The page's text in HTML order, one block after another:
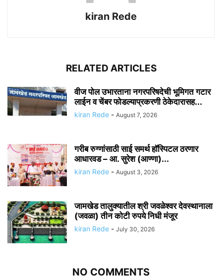
kiran Rede
RELATED ARTICLES
वीज पोल उभारताना नगरपरिषदेची भूमिगत गटार
लाईन व चेंबर फोडल्याप्रकरणी ठेकेदारासह...
kiran Rede - August 7, 2026
गरीब रुग्णांसाठी साई समर्थ हॉस्पिटल ठरणार
आधारवड – आ. सुरेश (आण्णा)...
kiran Rede - August 3, 2026
जामखेड तालुक्यातील श्री जवळेश्वर देवस्थानाला
(जवळा) तीन कोटी रुपये निधी मंजूर
kiran Rede - July 30, 2026
NO COMMENTS